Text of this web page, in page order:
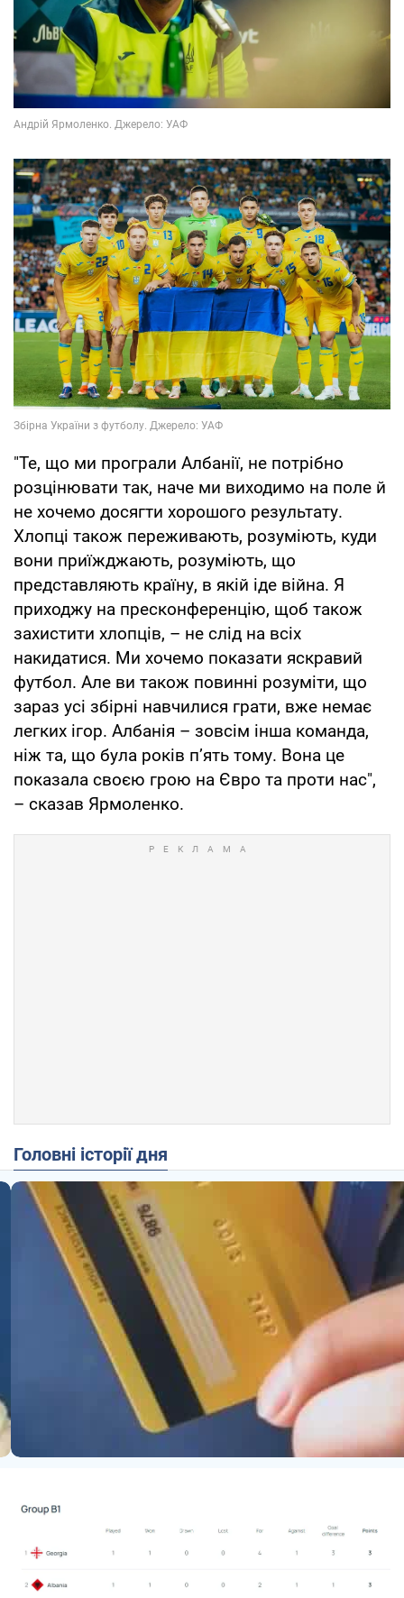
"Те, що ми програли Албанії, не потрібно
розцінювати так, наче ми виходимо на поле й
не хочемо досягти хорошого результату.
Хлопці також переживають, розуміють, куди
вони приїжджають, розуміють, що
представляють країну, в якій іде війна. Я
приходжу на пресконференцію, щоб також
захистити хлопців, – не слід на всіх
накидатися. Ми хочемо показати яскравий
футбол. Але ви також повинні розуміти, що
зараз усі збірні навчилися грати, вже немає
легких ігор. Албанія – зовсім інша команда,
ніж та, що була років п’ять тому. Вона це
показала своєю грою на Євро та проти нас",
– сказав Ярмоленко.
Головні історії дня